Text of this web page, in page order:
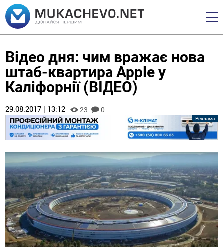
Відео дня: чим вражає нова
штаб-квартира Apple у
Каліфорнії (ВІДЕО)
29.08.2017 | 13:12 23 0